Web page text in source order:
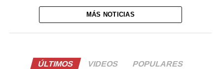
MÁS NOTICIAS
ÚLTIMOS VIDEOS POPULARES